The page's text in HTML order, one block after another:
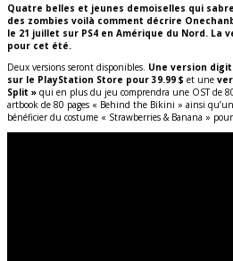
Quatre belles et jeunes demoiselles qui
des zombies voilà comment décrire
le 21 juillet sur PS4 en Amérique du Nord. La
pour cet été.
Deux versions seront disponibles. Une version
sur le PlayStation Store pour 39.99 $ et une
Split » qui en plus du jeu comprendra une OST de
artbook de 80 pages « Behind the Bikini » ainsi
bénéficier du costume « Strawberries & Banana »